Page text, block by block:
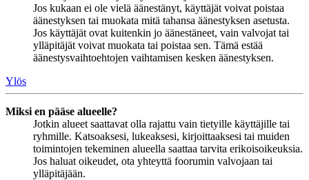
Jos kukaan ei ole vielä äänestänyt, käyttäjät voivat poistaa
äänestyksen tai muokata mitä tahansa äänestyksen asetusta.
Jos käyttäjät ovat kuitenkin jo äänestäneet, vain valvojat tai
ylläpitäjät voivat muokata tai poistaa sen. Tämä estää
äänestysvaihtoehtojen vaihtamisen kesken äänestyksen.
Ylös
Miksi en pääse alueelle?
Jotkin alueet saattavat olla rajattu vain tietyille käyttäjille tai
ryhmille. Katsoaksesi, lukeaksesi, kirjoittaaksesi tai muiden
toimintojen tekeminen alueella saattaa tarvita erikoisoikeuksia.
Jos haluat oikeudet, ota yhteyttä foorumin valvojaan tai
ylläpitäjään.